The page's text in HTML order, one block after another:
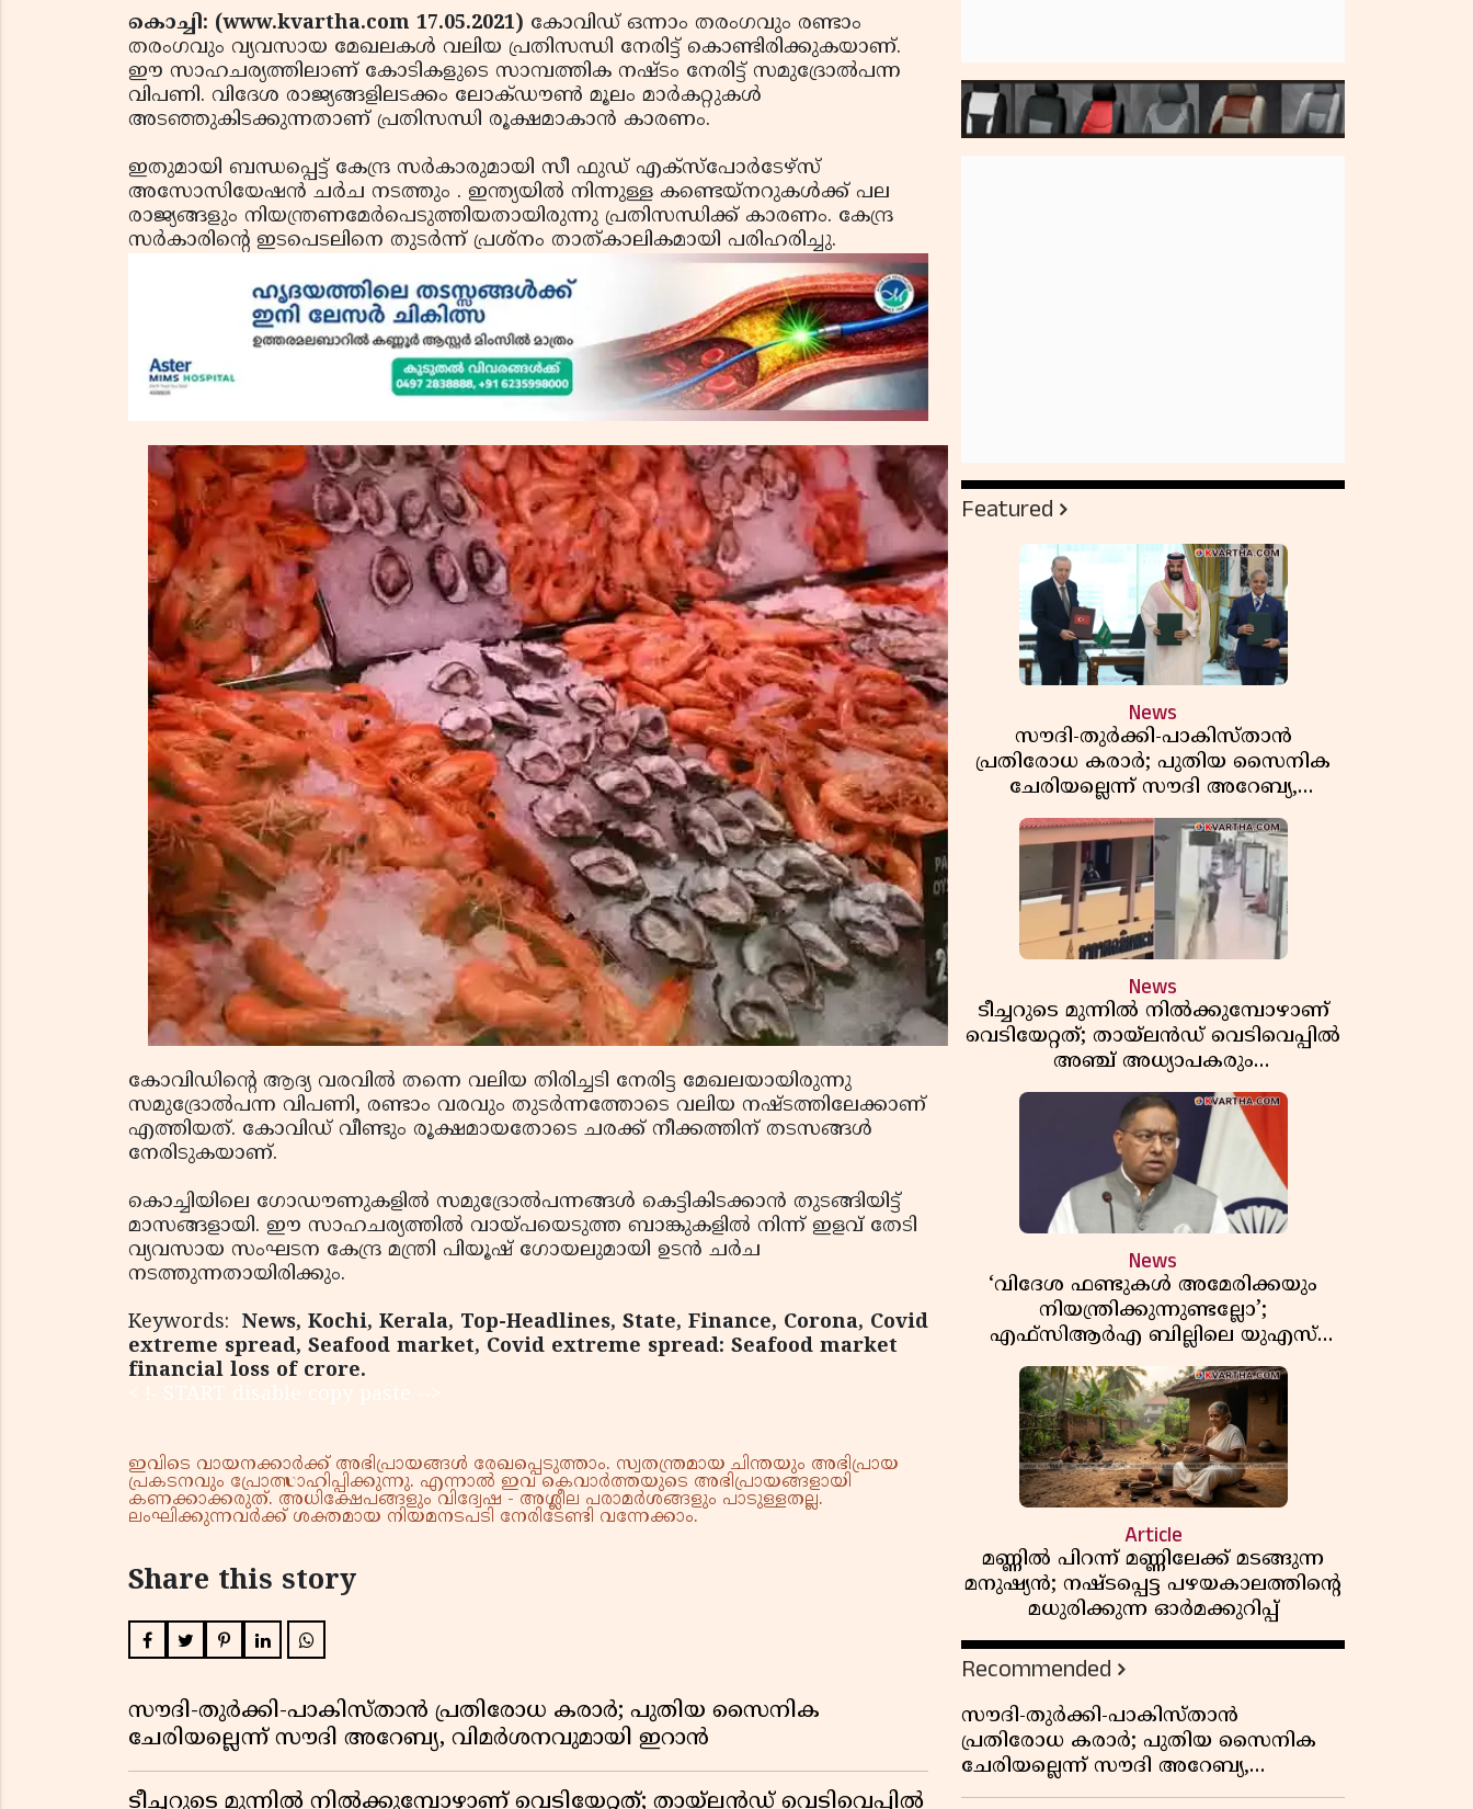
കൊച്ചി: (www.kvartha.com 17.05.2021) കോവിഡ് ഒന്നാം തരംഗവും രണ്ടാം
തരംഗവും വ്യവസായ മേഖലകൾ വലിയ പ്രതിസന്ധി നേരിട്ട് കൊണ്ടിരിക്കുകയാണ്.
ഈ സാഹചര്യത്തിലാണ് കോടികളുടെ സാമ്പത്തിക നഷ്ടം നേരിട്ട് സമുദ്രോല്‍പന്ന
വിപണി. വിദേശ രാജ്യങ്ങളിലടക്കം ലോക്ഡൗണ്‍ മൂലം മാര്‍കറ്റുകള്‍
അടഞ്ഞുകിടക്കുന്നതാണ് പ്രതിസന്ധി രൂക്ഷമാകാന്‍ കാരണം.
ഇതുമായി ബന്ധപ്പെട്ട് കേന്ദ്ര സര്‍കാരുമായി സീ ഫുഡ് എക്സ്പോര്‍ടേഴ്സ്
അസോസിയേഷന്‍ ചര്‍ച നടത്തും . ഇന്ത്യയില്‍ നിന്നുള്ള കണ്ടെയ്നറുകള്‍ക്ക് പല
രാജ്യങ്ങളും നിയന്ത്രണമേര്‍പെടുത്തിയതായിരുന്നു പ്രതിസന്ധിക്ക് കാരണം. കേന്ദ്ര
സര്‍കാരിന്‍റെ ഇടപെടലിനെ തുടര്‍ന്ന് പ്രശ്നം താത്കാലികമായി പരിഹരിച്ചു.
കോവിഡിന്റെ ആദ്യ വരവില്‍ തന്നെ വലിയ തിരിച്ചടി നേരിട്ട മേഖലയായിരുന്നു
സമുദ്രോല്‍പന്ന വിപണി, രണ്ടാം വരവും തുടർന്നത്തോടെ വലിയ നഷ്ടത്തിലേക്കാണ്
എത്തിയത്. കോവിഡ് വീണ്ടും രൂക്ഷമായതോടെ ചരക്ക് നീക്കത്തിന് തടസങ്ങള്‍
നേരിടുകയാണ്.
കൊച്ചിയിലെ ഗോഡൗണുകളില്‍ സമുദ്രോല്‍പന്നങ്ങള്‍ കെട്ടികിടക്കാന്‍ തുടങ്ങിയിട്ട്
മാസങ്ങളായി. ഈ സാഹചര്യത്തില്‍ വായ്പയെടുത്ത ബാങ്കുകളില്‍ നിന്ന് ഇളവ് തേടി
വ്യവസായ സംഘടന കേന്ദ്ര മന്ത്രി പിയൂഷ് ഗോയലുമായി ഉടന്‍ ചര്‍ച
നടത്തുന്നതായിരിക്കും.
Keywords: News, Kochi, Kerala, Top-Headlines, State, Finance, Corona, Covid
extreme spread, Seafood market, Covid extreme spread: Seafood market
financial loss of crore.
< !- START disable copy paste -->
ഇവിടെ വായനക്കാർക്ക് അഭിപ്രായങ്ങൾ രേഖപ്പെടുത്താം. സ്വതന്ത്രമായ ചിന്തയും അഭിപ്രായ
പ്രകടനവും പ്രോത്സാഹിപ്പിക്കുന്നു. എന്നാൽ ഇവ കെവാർത്തയുടെ അഭിപ്രായങ്ങളായി
കണക്കാക്കരുത്. അധിക്ഷേപങ്ങളും വിദ്വേഷ - അശ്ലീല പരാമർശങ്ങളും പാടുള്ളതല്ല.
ലംഘിക്കുന്നവർക്ക് ശക്തമായ നിയമനടപടി നേരിടേണ്ടി വന്നേക്കാം.
Share this story
സൗദി-തുർക്കി-പാകിസ്താൻ പ്രതിരോധ കരാർ; പുതിയ സൈനിക
ചേരിയല്ലെന്ന് സൗദി അറേബ്യ, വിമർശനവുമായി ഇറാൻ
ടീച്ചറുടെ മുന്നിൽ നിൽക്കുമ്പോഴാണ് വെടിയേറ്റത്; തായ്‌ലൻഡ് വെടിവെപ്പിൽ
Featured
News
സൗദി-തുർക്കി-പാകിസ്താൻ
പ്രതിരോധ കരാർ; പുതിയ സൈനിക
ചേരിയല്ലെന്ന് സൗദി അറേബ്യ,
വിമർശനവുമായി ഇറാൻ
News
ടീച്ചറുടെ മുന്നിൽ നിൽക്കുമ്പോഴാണ്
വെടിയേറ്റത്; തായ്‌ലൻഡ് വെടിവെപ്പിൽ
അഞ്ച് അധ്യാപകരും
മുത്തശ്ശീമുത്തശ്ശന്മാരും കൊല്ലപ്പെട്ടു,
മരണസംഖ്യ 7; ഞെട്ടിക്കുന്ന
വെളിപ്പെടുത്തലുകൾ
News
‘വിദേശ ഫണ്ടുകൾ അമേരിക്കയും
നിയന്ത്രിക്കുന്നുണ്ടല്ലോ’;
എഫ്സിആർഎ ബില്ലിലെ യുഎസ്
വിമർശനങ്ങൾക്ക് മറുപടിയുമായി ഇന്ത്യ
Article
മണ്ണിൽ പിറന്ന് മണ്ണിലേക്ക് മടങ്ങുന്ന
മനുഷ്യൻ; നഷ്ടപ്പെട്ട പഴയകാലത്തിൻ്റെ
മധുരിക്കുന്ന ഓർമക്കുറിപ്പ്
Recommended
സൗദി-തുർക്കി-പാകിസ്താൻ
പ്രതിരോധ കരാർ; പുതിയ സൈനിക
ചേരിയല്ലെന്ന് സൗദി അറേബ്യ,
വിമർശനവുമായി ഇറാൻ